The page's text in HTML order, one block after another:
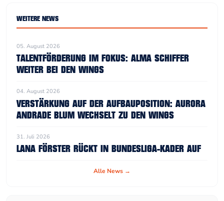
WEITERE NEWS
05. August 2026
TALENTFÖRDERUNG IM FOKUS: ALMA SCHIFFER
WEITER BEI DEN WINGS
04. August 2026
VERSTÄRKUNG AUF DER AUFBAUPOSITION: AURORA
ANDRADE BLUM WECHSELT ZU DEN WINGS
31. Juli 2026
LANA FÖRSTER RÜCKT IN BUNDESLIGA-KADER AUF
Alle News →